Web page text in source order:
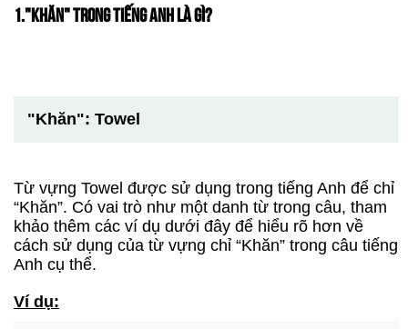
1."KHĂN" TRONG TIẾNG ANH LÀ GÌ?
"Khăn": Towel
Từ vựng Towel được sử dụng trong tiếng Anh để chỉ
“Khăn”. Có vai trò như một danh từ trong câu, tham
khảo thêm các ví dụ dưới đây để hiểu rõ hơn về
cách sử dụng của từ vựng chỉ “Khăn” trong câu tiếng
Anh cụ thể.
Ví dụ: